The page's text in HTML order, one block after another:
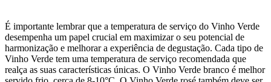
É importante lembrar que a temperatura de serviço do Vinho Verde
desempenha um papel crucial em maximizar o seu potencial de
harmonização e melhorar a experiência de degustação. Cada tipo de
Vinho Verde tem uma temperatura de serviço recomendada que
realça as suas características únicas. O Vinho Verde branco é melhor